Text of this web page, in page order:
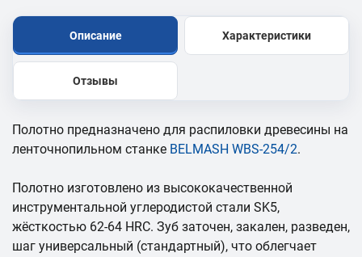
Описание Характеристики
Отзывы
Полотно предназначено для распиловки древесины на
ленточнопильном станке BELMASH WBS-254/2.
Полотно изготовлено из высококачественной
инструментальной углеродистой стали SK5,
жёсткостью 62-64 HRC. Зуб заточен, закален, разведен,
шаг универсальный (стандартный), что облегчает